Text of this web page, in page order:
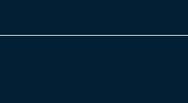
pp m